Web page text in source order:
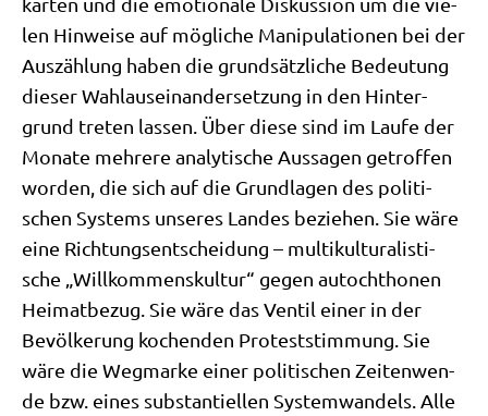
len Hin­wei­se auf mög­li­che Mani­pu­la­tio­nen bei der
Aus­zäh­lung haben die grund­sätz­li­che Bedeu­tung
die­ser Wahl­aus­ein­an­der­set­zung in den Hin­ter­
grund tre­ten las­sen. Über die­se sind im Lau­fe der
Mona­te meh­re­re ana­ly­ti­sche Aus­sa­gen getrof­fen
wor­den, die sich auf die Grund­la­gen des poli­ti­
schen Systems unse­res Lan­des bezie­hen. Sie wäre
eine Rich­tungs­ent­schei­dung – mul­ti­kul­tu­ra­li­sti­
sche „Will­kom­mens­kul­tur“ gegen auto­chtho­nen
Hei­mat­be­zug. Sie wäre das Ven­til einer in der
Bevöl­ke­rung kochen­den Pro­test­stim­mung. Sie
wäre die Weg­mar­ke einer poli­ti­schen Zei­ten­wen­
de bzw. eines sub­stan­ti­el­len System­wan­dels. Alle